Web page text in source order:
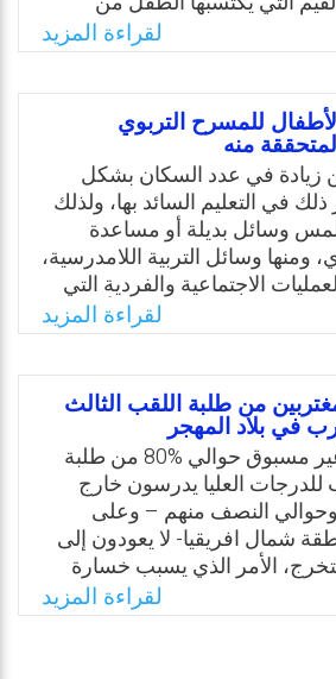
والمنطق الرياضي، واللغة.
محبًا لوطنه ومنتميًا وملتزمًا
ما هي فاعلية برنامج مقترح
الحركية والتي تعتبر أحد
الهامة والمشوقة والتي يميل
الروضة، والتي تتفق مع ميوله
وتحقق له قدرًا كبيرًا من
وتشجعه على التخيل والادراك
اكتساب قيم المواطنة؟
Twitter
Email
لقراءة المزيد
للمسرح التربوي
منه
زيادة في عدد السكان بشكل
في التعليم السائد بها، ولذلك
وسائل بديلة أو مساعدة
ومنها وسائل التربية اللامدرسية،
الاجتماعية والفردية التي
النمو، بالإضافة لذلك يأتي دور
صفية التي تقدم للأطفال، ومن
والذي يقدم للأطفال
خلال نشاط التربية المسرحية
الغير نظامية مثل قصور
الأطفال أو حتى في البيت من
ويعتبر المسرح التربوي الوسيلة
سواء عن طريق المشاهدة أو
جاءت الدراسة الحالية لتلقي
الأطفال للمسرح التربوي
منه.
لقراءة المزيد
من طلبة اللقب الثالث
في بلاد المهجر
حاليًا وبشكل غير مسبوق حوالي %80 من طلبة
للدرجات العليا يدرسون خارج
وحوالي النصف منهم – وعلى
شمال افريقيا- لا يعودون إلى
الأمر الذي يسبب خسارة
المشكلة يقترح الكاتب عدة
الموارد، تزويد ألأمم الأفريقية
لقراءة المزيد